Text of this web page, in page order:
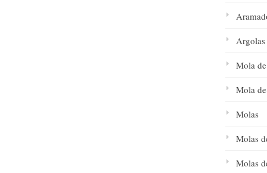
Argolas
Mola
Mola
Molas
Molas
Molas